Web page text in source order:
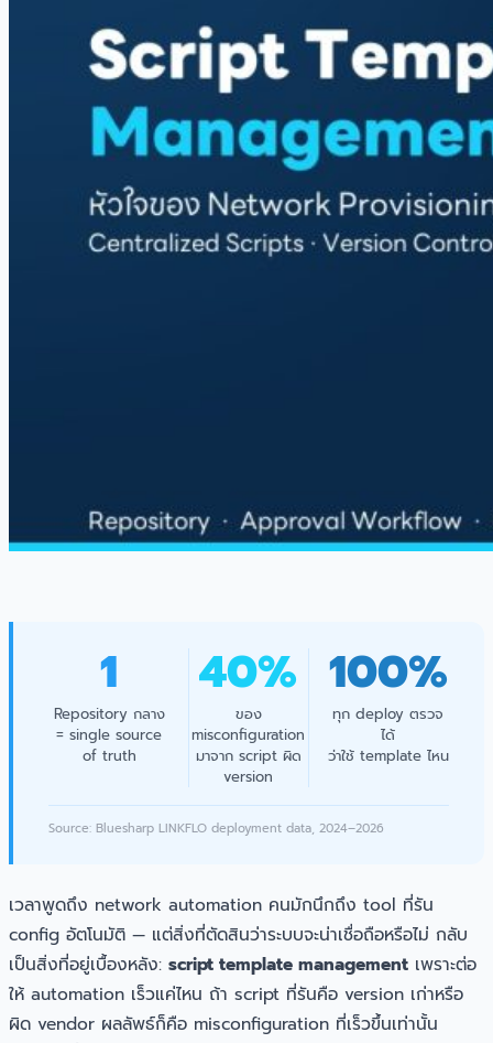
1
Repository กลาง
= single source
of truth
40%
ของ
misconfiguration
มาจาก script ผิด
version
100%
ทุก deploy ตรวจ
ได้
ว่าใช้ template ไหน
Source: Bluesharp LINKFLO deployment data, 2024–2026
เวลาพูดถึง network automation คนมักนึกถึง tool ที่รัน
config อัตโนมัติ — แต่สิ่งที่ตัดสินว่าระบบจะน่าเชื่อถือหรือไม่ กลับ
เป็นสิ่งที่อยู่เบื้องหลัง: script template management เพราะต่อ
ให้ automation เร็วแค่ไหน ถ้า script ที่รันคือ version เก่าหรือ
ผิด vendor ผลลัพธ์ก็คือ misconfiguration ที่เร็วขึ้นเท่านั้น